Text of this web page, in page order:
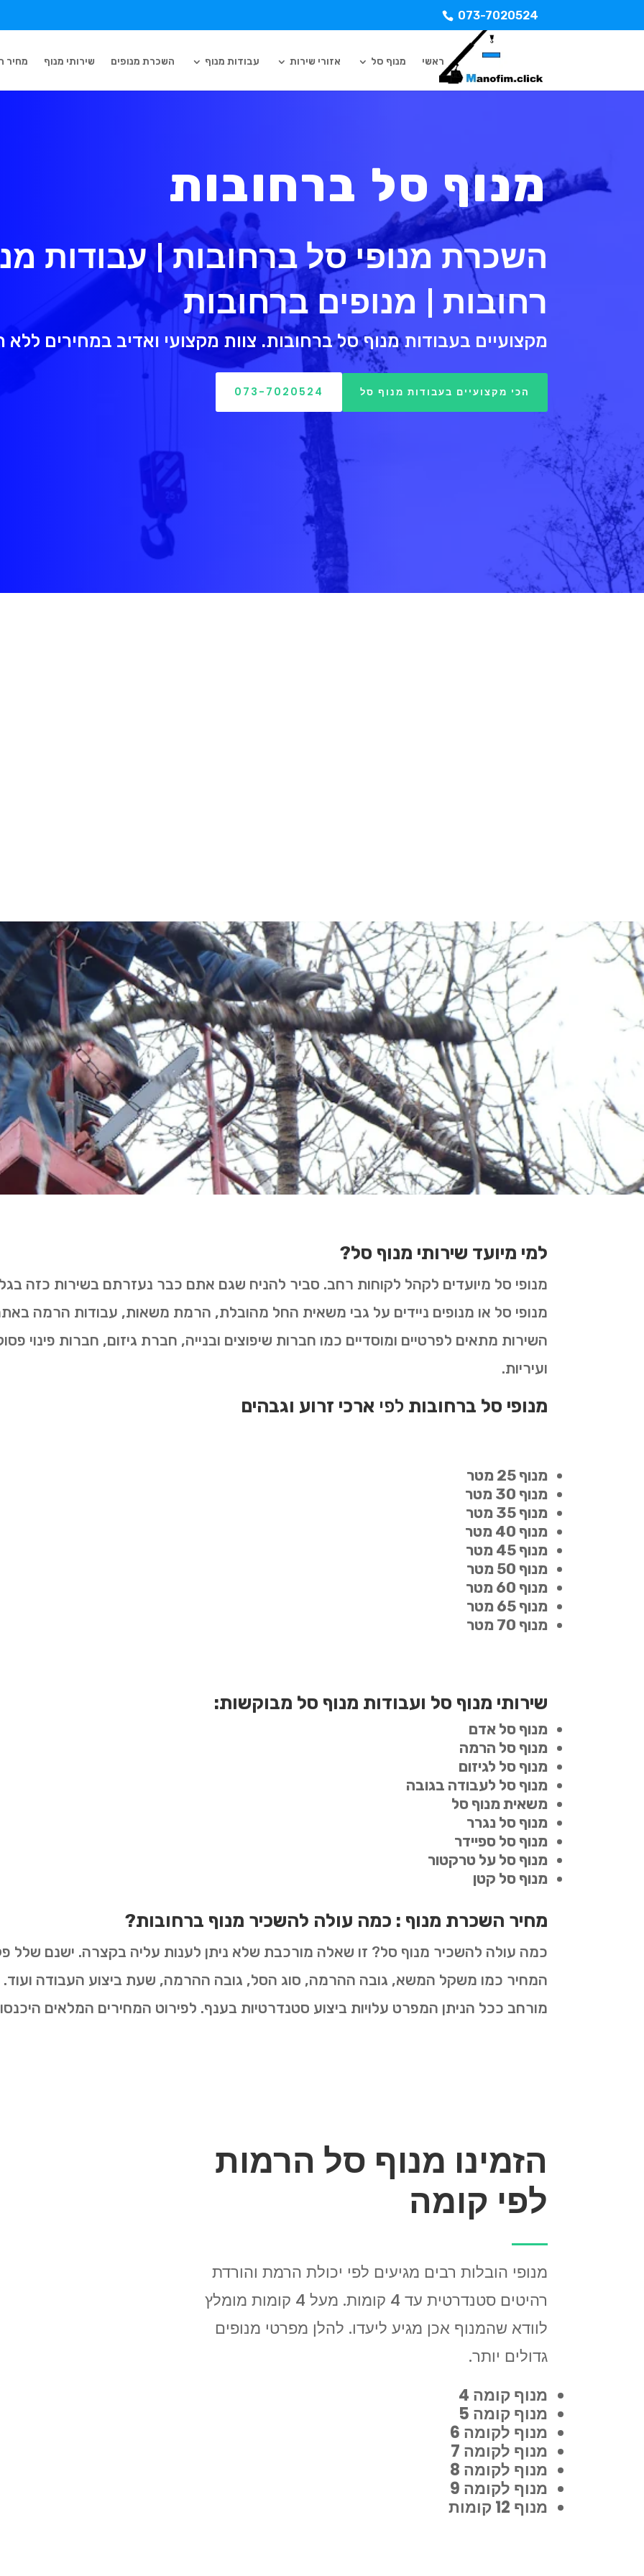
073-7020524
ראשי מנוף סל אזורי שירות עבודות מנוף השכרת מנופים שירותי מנוף מחיר
מנוף סל ברחובות
השכרת מנופי סל ברחובות | עבודות
רחובות | מנופים ברחובות
מקצועיים בעבודות מנוף סל ברחובות. צוות מקצועי ואדיב במחירים
הכי מקצועיים בעבודות מנוף סל 073-7020524
למי מיועד שירותי מנוף סל?
מנופי סל מיועדים לקהל לקוחות רחב. סביר להניח שגם אתם כבר נעזרתם בשירות כזה
מנופי סל או מנופים ניידים על גבי משאית החל מהובלת, הרמת משאות, עבודות הרמה
השירות מתאים לפרטיים ומוסדיים כמו חברות שיפוצים ובנייה, חברת גיזום, חברות פינוי
ועיריות.
מנופי סל ברחובות לפיארכי זרוע וגבהים
מנוף 25 מטר
מנוף 30 מטר
מנוף 35 מטר
מנוף 40 מטר
מנוף 45 מטר
מנוף 50 מטר
מנוף 60 מטר
מנוף 65 מטר
מנוף 70 מטר
שירותי מנוף סל ועבודות מנוף סל מבוקשות:
מנוף סל אדם
מנוף סל הרמה
מנוף סל לגיזום
מנוף סל לעבודה בגובה
משאית מנוף סל
מנוף סל נגרר
מנוף סל ספיידר
מנוף סל על טרקטור
מנוף סל קטן
מחיר השכרת מנוף : כמה עולה להשכיר מנוף ברחובות?
כמה עולה להשכיר מנוף סל? זו שאלה מורכבת שלא ניתן לענות עליה בקצרה. ישנם שלל
המחיר כמו משקל המשא, גובה ההרמה, סוג הסל, גובה ההרמה, שעת ביצוע העבודה ועוד.
מורחב ככל הניתן המפרט עלויות ביצוע סטנדרטיות בענף. לפירוט המחירים המלאים
הזמינו מנוף סל הרמות
לפי קומה
מנופי הובלות רבים מגיעים לפי יכולת הרמת והורדת
רהיטים סטנדרטית עד 4 קומות. מעל 4 קומות מומלץ
לוודא שהמנוף אכן מגיע ליעדו. להלן מפרטי מנופים
גדולים יותר.
מנוף קומה 4
מנוף קומה 5
מנוף לקומה 6
מנוף לקומה 7
מנוף לקומה 8
מנוף לקומה 9
מנוף 12 קומות